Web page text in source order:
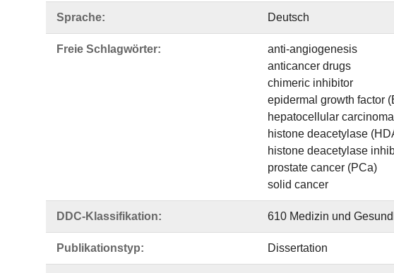
Sprache: Deutsch
Freie Schlagwörter:
anti-angiogenesis
anticancer drugs
chimeric inhibitor
epidermal growth factor
hepatocellular
histone deacetylase
histone deacetylase
prostate cancer (PCa)
solid cancer
DDC-Klassifikation: 610 Medizin und
Publikationstyp: Dissertation